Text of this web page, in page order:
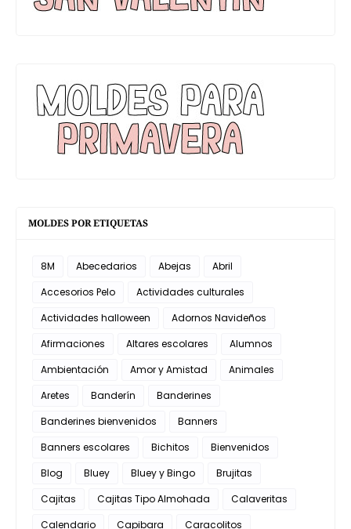
MOLDES POR ETIQUETAS
8M Abecedarios Abejas
Abril
Accesorios Pelo
Actividades culturales
Actividades halloween
Adornos Navideños
Afirmaciones
Altares escolares
Alumnos
Ambientación
Amor y Amistad
Animales
Aretes
Banderín
Banderines
Banderines bienvenidos
Banners
Banners escolares
Bichitos
Bienvenidos
Blog
Bluey Bluey y Bingo
Brujitas
Cajitas
Cajitas Tipo Almohada
Calaveritas
Calendario
Capibara
Caracolitos